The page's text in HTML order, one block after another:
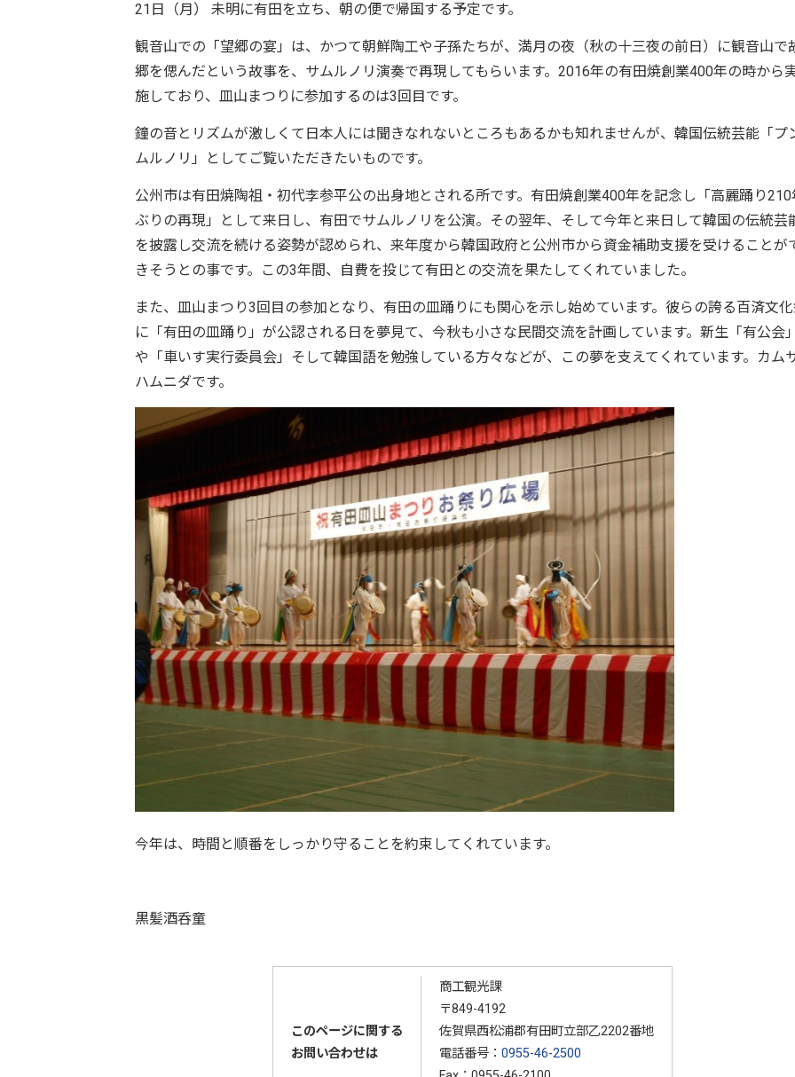
21日（月） 未明に有田を立ち、朝の便で帰国する予定です。
観音山での「望郷の宴」は、かつて朝鮮陶工や子孫たちが、満月の夜（秋の十三夜の前日）に観音山で
郷を偲んだという故事を、サムルノリ演奏で再現してもらいます。2016年の有田焼創業400年の時から
施しており、皿山まつりに参加するのは3回目です。
鐘の音とリズムが激しくて日本人には聞きなれないところもあるかも知れませんが、韓国伝統芸能「プ
ムルノリ」としてご覧いただきたいものです。
公州市は有田焼陶祖・初代李参平公の出身地とされる所です。有田焼創業400年を記念し「高麗踊り210
ぶりの再現」として来日し、有田でサムルノリを公演。その翌年、そして今年と来日して韓国の伝統芸
を披露し交流を続ける姿勢が認められ、来年度から韓国政府と公州市から資金補助支援を受けることが
きそうとの事です。この3年間、自費を投じて有田との交流を果たしてくれていました。
また、皿山まつり3回目の参加となり、有田の皿踊りにも関心を示し始めています。彼らの誇る百済文
に「有田の皿踊り」が公認される日を夢見て、今秋も小さな民間交流を計画しています。新生「有公会」
や「車いす実行委員会」そして韓国語を勉強している方々などが、この夢を支えてくれています。カム
ハムニダです。
今年は、時間と順番をしっかり守ることを約束してくれています。
黒髪酒呑童
このページに関する
お問い合わせは
商工観光課
〒849-4192
佐賀県西松浦郡有田町立部乙2202番地
電話番号： 0955-46-2500